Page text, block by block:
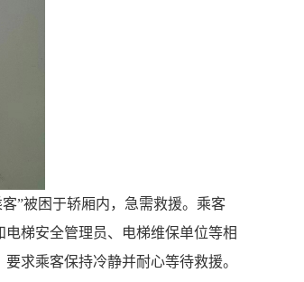
”被困于轿厢内，急需救援。乘客
梯安全管理员、电梯维保单位等相
求乘客保持冷静并耐心等待救援。